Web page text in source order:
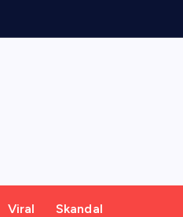
Viral Skandal